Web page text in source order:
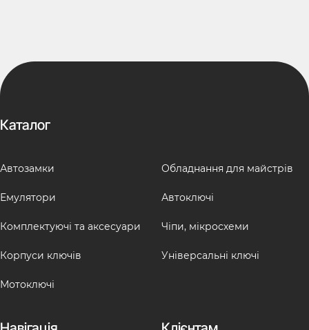
Каталог
Автозамки
Емулятори
Комплектуючі та аксесуари
Корпуси ключів
Мотоключі
Обладнання для майстрів
Автоключі
Чіпи, мікросхеми
Універсальні ключі